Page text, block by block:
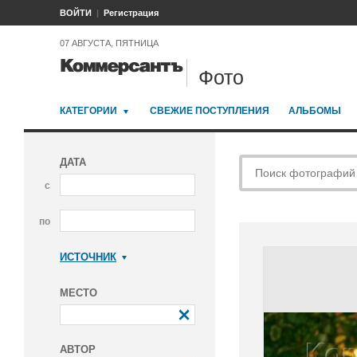
ВОЙТИ Регистрация
07 АВГУСТА, ПЯТНИЦА
Фото
КАТЕГОРИИ СВЕЖИЕ ПОСТУПЛЕНИЯ АЛЬБОМЫ
ДАТА
с
по
ИСТОЧНИК
МЕСТО
АВТОР